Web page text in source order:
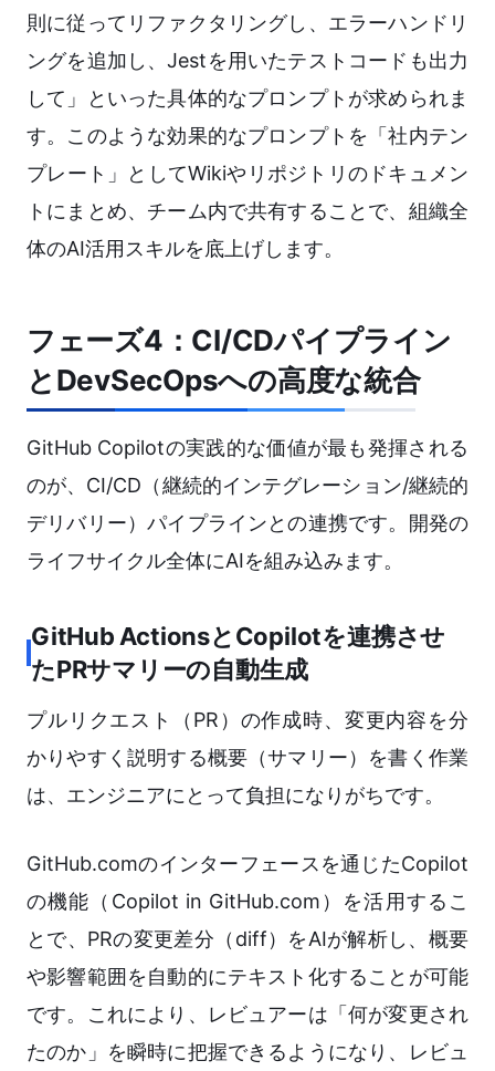
則に従ってリファクタリングし、エラーハンドリ
ングを追加し、Jestを用いたテストコードも出力
して」といった具体的なプロンプトが求められま
す。このような効果的なプロンプトを「社内テン
プレート」としてWikiやリポジトリのドキュメン
トにまとめ、チーム内で共有することで、組織全
体のAI活用スキルを底上げします。
フェーズ4：CI/CDパイプライン
とDevSecOpsへの高度な統合
GitHub Copilotの実践的な価値が最も発揮される
のが、CI/CD（継続的インテグレーション/継続的
デリバリー）パイプラインとの連携です。開発の
ライフサイクル全体にAIを組み込みます。
GitHub ActionsとCopilotを連携させ
たPRサマリーの自動生成
プルリクエスト（PR）の作成時、変更内容を分
かりやすく説明する概要（サマリー）を書く作業
は、エンジニアにとって負担になりがちです。
GitHub.comのインターフェースを通じたCopilot
の機能（Copilot in GitHub.com）を活用するこ
とで、PRの変更差分（diff）をAIが解析し、概要
や影響範囲を自動的にテキスト化することが可能
です。これにより、レビュアーは「何が変更され
たのか」を瞬時に把握できるようになり、レビュ